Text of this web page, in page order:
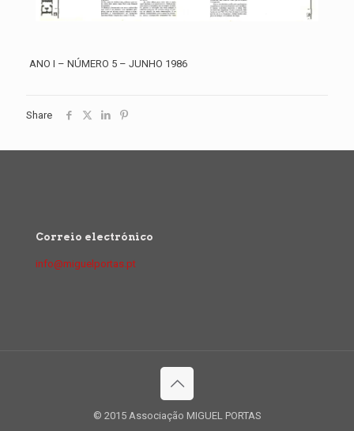
ANO I – NÚMERO 5 – JUNHO 1986
Share
Correio electrónico
info@miguelportas.pt
© 2015 Associação MIGUEL PORTAS